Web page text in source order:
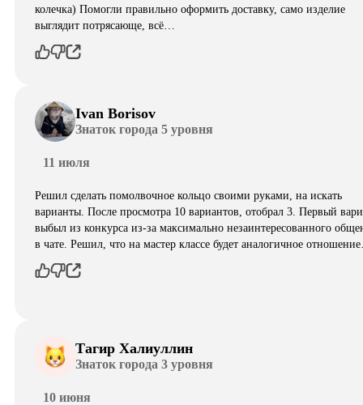
колечка) Помогли правильно оформить доставку, само изделие
выглядит потрясающе, всë…
Ivan Borisov
Знаток города 5 уровня
11 июля
Решил сделать помолвочное кольцо своими руками, на искать
варианты. После просмотра 10 вариантов, отобрал 3. Первый
выбыл из конкурса из-за максимально незаинтересованного
в чате. Решил, что на мастер классе будет аналогичное
Тагир Халиуллин
Знаток города 3 уровня
10 июня